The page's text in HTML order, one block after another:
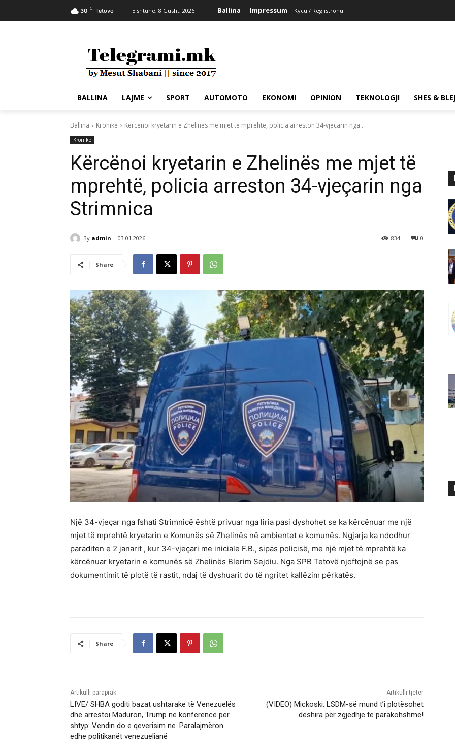
30 C Tetovo E shtunë, 8 Gusht, 2026 Ballina Impressum Kycu / Regjistrohu
BALLINA LAJME SPORT AUTOMOTO EKONOMI OPINION TEKNOLOGJI SHES &
Ballina Kronikë Kërcënoi kryetarin e Zhelinës me mjet të mprehtë, policia arreston 34-vjeçarin nga...
Kronikë
Kërcënoi kryetarin e Zhelinës me mjet të
mprehtë, policia arreston 34-vjeçarin nga
Strimnica
By admin 03.01.2026 0
834
Share
Një 34-vjeçar nga fshati Strimnicë është privuar nga liria pasi dyshohet se ka kërcënuar me një
mjet të mprehtë kryetarin e Komunës së Zhelinës në ambientet e komunës. Ngjarja ka ndodhur
paraditen e 2 janarit , kur 34-vjeçari me iniciale F.B., sipas policisë, me një mjet të mprehtë ka
kërcënuar kryetarin e komunës së Zhelinës Blerim Sejdiu. Nga SPB Tetovë njoftojnë se pas
dokumentimit të plotë të rastit, ndaj të dyshuarit do të ngritet kallëzim përkatës.
Share
Artikulli paraprak
LIVE/ SHBA goditi bazat ushtarake të Venezuelës
dhe arrestoi Maduron, Trump në konferencë për
shtyp: Vendin do e qeverisim ne. Paralajmëron
edhe politikanët venezuelianë
Artikulli tjetër
(VIDEO) Mickoski: LSDM-së mund t’i plotësohet
dëshira për zgjedhje të parakohshme!